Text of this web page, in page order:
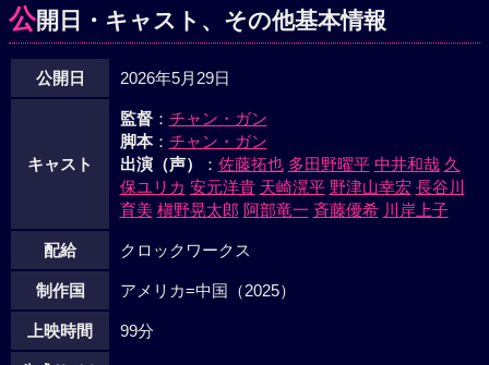
公開日・キャスト、その他基本情報
公開日 2026年5月29日
キャスト
監督：チャン・ガン
脚本：チャン・ガン
出演（声）
：佐藤拓也 多田野曜平 中井和哉 久
保ユリカ 安元洋貴 天崎滉平 野津山幸宏 長谷川
育美 槇野晃太郎 阿部竜一 斉藤優希 川岸上子
配給 クロックワークス
制作国 アメリカ=中国（2025）
上映時間 99分